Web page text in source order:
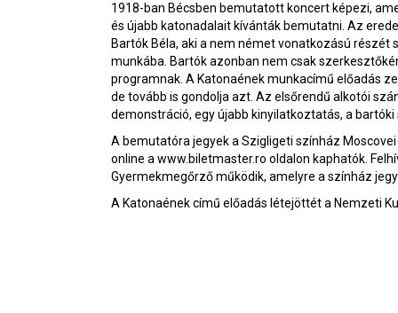
1918-ban Bécsben bemutatott koncert képezi,
és újabb katonadalait kívánták bemutatni. Az
Bartók Béla, aki a nem német vonatkozású
munkába. Bartók azonban nem csak
programnak. A Katonaének munkacímű előadás
de tovább is gondolja azt. Az elsőrendű alkotói
demonstráció, egy újabb kinyilatkoztatás, a
A bemutatóra jegyek a Szigligeti színház
online a www.biletmaster.ro oldalon kaphatók.
Gyermekmegőrző működik, amelyre a színház
A Katonaének című előadás létejöttét a Nemzeti